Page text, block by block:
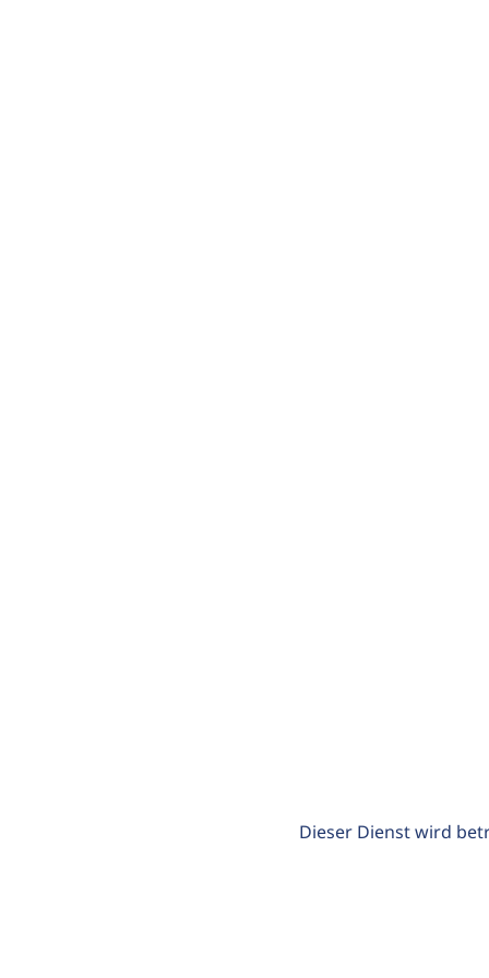
Dieser Dienst wird